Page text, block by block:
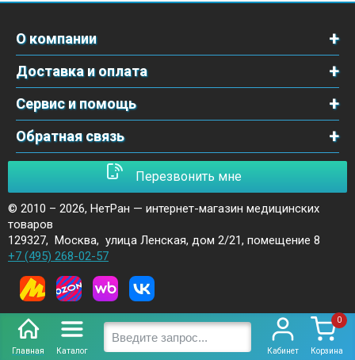
Главная Каталог Кабинет
0
Корзина
О компании
Доставка и оплата
Сервис и помощь
Обратная связь
Перезвонить мне
© 2010 – 2026, НетРан — интернет-магазин медицинских
товаров
129327, Москва, улица Ленская, дом 2/21, помещение 8
+7 (495) 268-02-57